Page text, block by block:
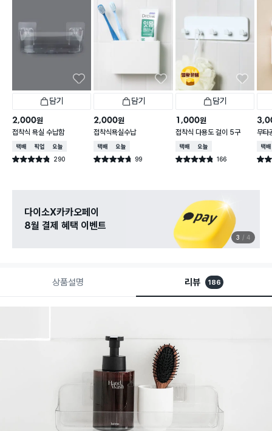
담기
2,000원
접착식 욕실 수납함
택배배송매장픽업오늘배송
별점 4.8점 290
건 작성
담기
2,000원
접착식욕실수납
택배배송오늘배송
별점 4.7점 99
건 작성
담기
1,000원
접착식 다용도 걸이 5구
택배배송오늘배송
별점 4.8점 166
건 작성
무타
택배
별점
다이소X카카오페이
8월 결제 혜택 이벤트
3 4
상품설명 리뷰 186